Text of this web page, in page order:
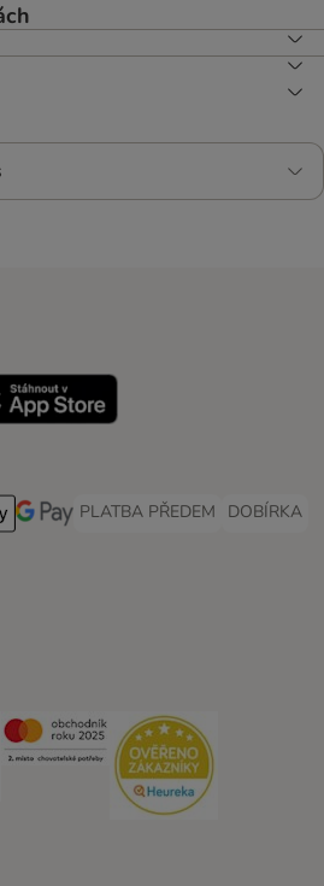
Method
Payment Method
GooglePay Payment Method
PLATBA PŘEDEM
PLATBA PŘEDEM Payment
DOBÍRKA
DOBÍRKA
Shipping Method
Security Security